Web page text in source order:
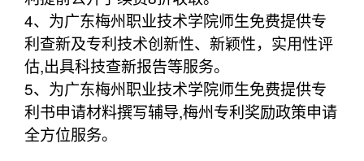
4、为广东梅州职业技术学院师生免费提供专
利查新及专利技术创新性、新颖性，实用性评
估,出具科技查新报告等服务。
5、为广东梅州职业技术学院师生免费提供专
利书申请材料撰写辅导,梅州专利奖励政策申请
全方位服务。